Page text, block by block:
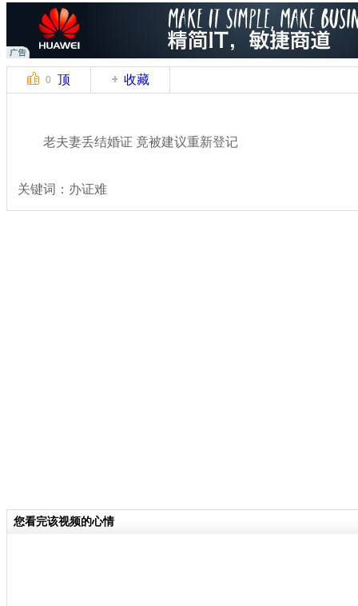
0 顶 收藏
老夫妻丢结婚证 竟被建议重新登记
关键词：办证难
您看完该视频的心情